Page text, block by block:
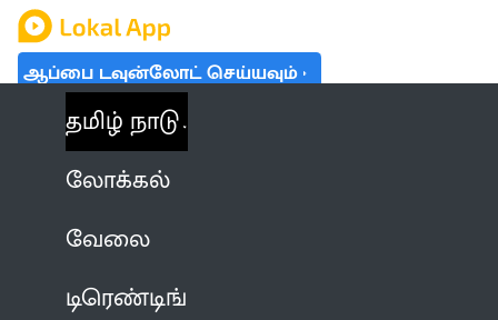
ஆப்பை டவுன்லோட் செய்யவும்
தமிழ் நாடு
லோக்கல்
வேலை
டிரெண்டிங்